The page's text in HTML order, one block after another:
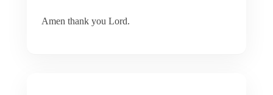
Amen thank you Lord.